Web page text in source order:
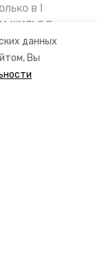
данных
Вы
в I
жилья в
спрос на
и какие
дают